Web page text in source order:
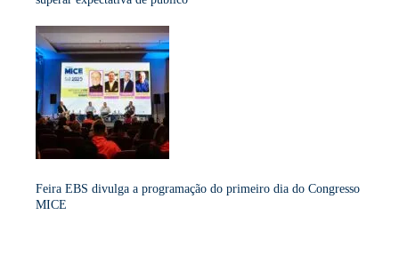
Feira EBS divulga a programação do primeiro dia do Congresso
MICE